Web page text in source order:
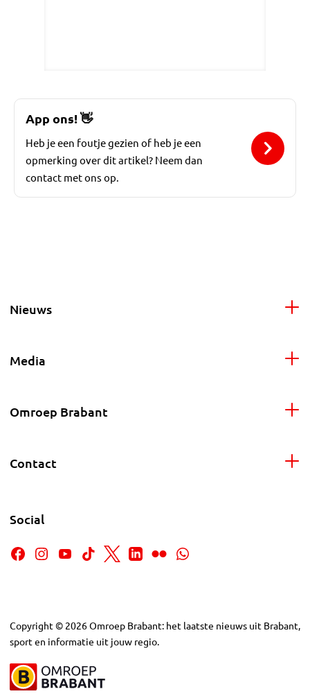
App ons!👋
Heb je een foutje gezien of heb je een
opmerking over dit artikel? Neem dan
contact met ons op.
Nieuws
Media
Omroep Brabant
Contact
Social
Copyright © 2026Omroep Brabant: het laatste nieuws uit Brabant,
sport en informatie uit jouw regio.